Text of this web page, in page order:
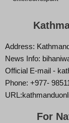
Address:
News Info:
Official E-mail -
Phone: +977-
For